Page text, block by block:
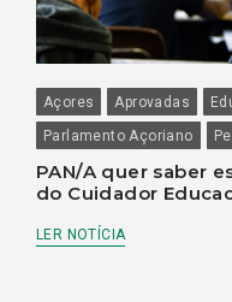
Açores Aprovadas
Parlamento Açoriano
PAN/A quer saber
do Cuidador
LER NOTÍCIA